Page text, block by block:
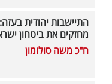
התיישבות יהודית
מחזקים את ביטחון
ח"כ משה סולומון